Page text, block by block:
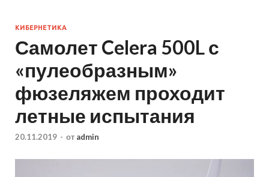
КИБЕРНЕТИКА
Самолет Celera 500L с
«пулеобразным»
фюзеляжем проходит
летные испытания
20.11.2019 - от admin